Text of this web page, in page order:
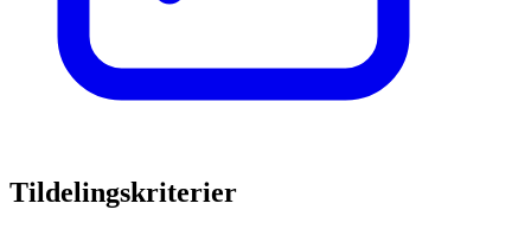
Tildelingskriterier